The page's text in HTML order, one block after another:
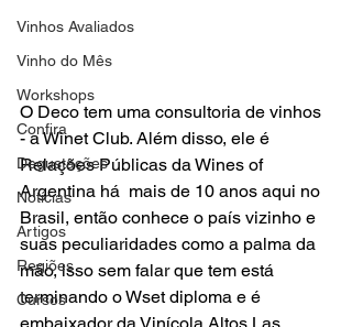
Vinhos Avaliados
Vinho do Mês
Workshops
Confira
Degustações
Notícias
Artigos
Regiões
Cursos
O Deco tem uma consultoria de vinhos
- a Winet Club. Além disso, ele é
Relações Públicas da Wines of
Argentina há  mais de 10 anos aqui no
Brasil, então conhece o país vizinho e
suas peculiaridades como a palma da
mão, isso sem falar que tem está
terminando o Wset diploma e é
embaixador da Vinícola Altos Las